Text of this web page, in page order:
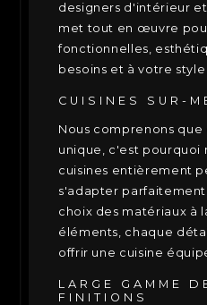
designers d'intérieur
met tout en œuvre
fonctionnelles,
besoins et à votre
CUISINES SUR-
Nous comprenons
unique, c'est pourquoi
cuisines entièrement
s'adapter
choix des matériaux à
éléments, chaque
offrir une cuisine
LARGE GAMME
FINITIONS